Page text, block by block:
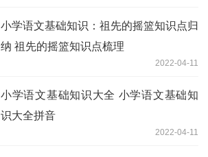
小学语文基础知识：祖先的摇篮知识点归
纳 祖先的摇篮知识点梳理
2022-04-11
小学语文基础知识大全 小学语文基础知
识大全拼音
2022-04-11